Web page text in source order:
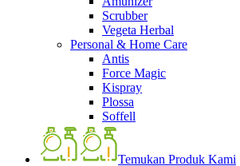
Scrubber
Vegeta Herbal
Personal & Home Care
Antis
Force Magic
Kispray
Plossa
Soffell
Temukan Produk Kami